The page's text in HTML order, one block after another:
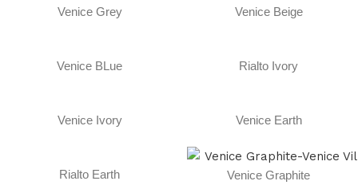
Venice Grey Venice Beige
Venice BLue Rialto Ivory
Venice Ivory Venice Earth
Rialto Earth Venice Graphite